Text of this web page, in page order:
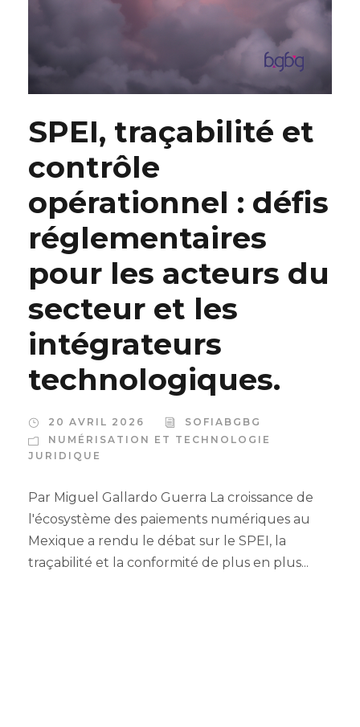
SPEI, traçabilité et
contrôle
opérationnel : défis
réglementaires
pour les acteurs du
secteur et les
intégrateurs
technologiques.
20 AVRIL 2026
SOFIABGBG
NUMÉRISATION ET TECHNOLOGIE
JURIDIQUE
Par Miguel Gallardo Guerra La croissance de
l'écosystème des paiements numériques au
Mexique a rendu le débat sur le SPEI, la
traçabilité et la conformité de plus en plus...